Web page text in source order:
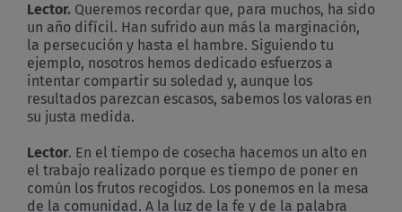
Lector. Queremos recordar que, para muchos, ha sido
un año difícil. Han sufrido aun más la marginación,
la persecución y hasta el hambre. Siguiendo tu
ejemplo, nosotros hemos dedicado esfuerzos a
intentar compartir su soledad y, aunque los
resultados parezcan escasos, sabemos los valoras en
su justa medida.
Lector. En el tiempo de cosecha hacemos un alto en
el trabajo realizado porque es tiempo de poner en
común los frutos recogidos. Los ponemos en la mesa
de la comunidad. A la luz de la fe y de la palabra